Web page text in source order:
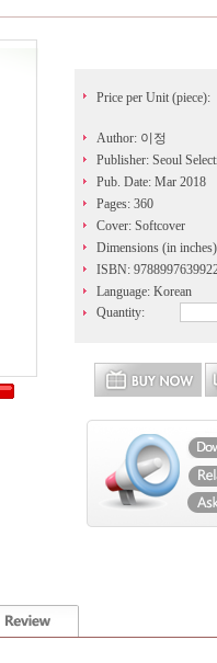
Price per Unit (piece):
Author: 이정
Publisher: Seoul
Pub. Date: Mar 2018
Pages: 360
Cover: Softcover
Dimensions (in
ISBN:
Language: Korean
Quantity: